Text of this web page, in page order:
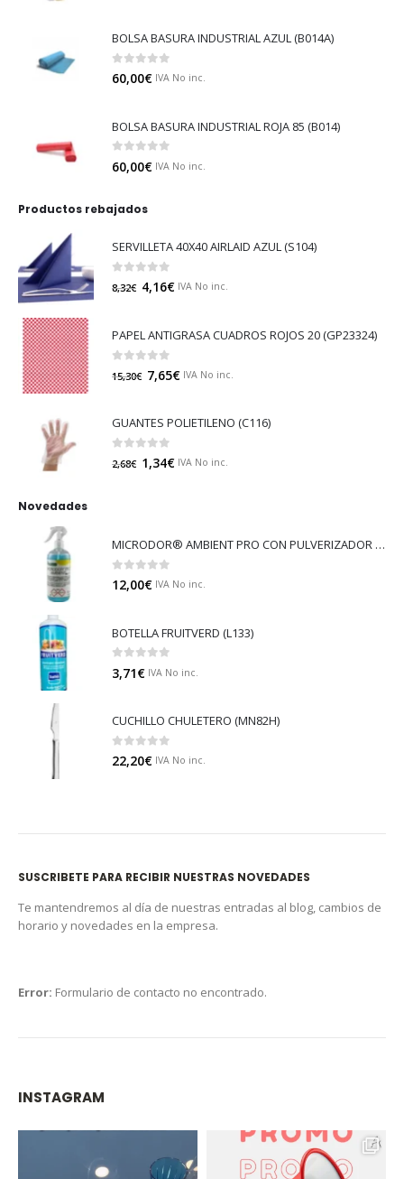
BOLSA BASURA INDUSTRIAL AZUL (B014A)
0 out of 5
60,00€ IVA No inc.
BOLSA BASURA INDUSTRIAL ROJA 85 (B014)
0 out of 5
60,00€ IVA No inc.
Productos rebajados
SERVILLETA 40X40 AIRLAID AZUL (S104)
out of 5
8,32€ 4,16€ IVA No inc.
PAPEL ANTIGRASA CUADROS ROJOS 20 (GP23324)
out of 5
15,30€ 7,65€ IVA No inc.
GUANTES POLIETILENO (C116)
out of 5
2,68€ 1,34€ IVA No inc.
Novedades
MICRODOR® AMBIENT PRO CON PULVERIZADOR (LB08)
0 out of 5
12,00€ IVA No inc.
BOTELLA FRUITVERD (L133)
0 out of 5
3,71€ IVA No inc.
CUCHILLO CHULETERO (MN82H)
0out of 5
22,20€ IVA No inc.
SUSCRIBETE PARA RECIBIR NUESTRAS NOVEDADES
Te mantendremos al día de nuestras entradas al blog, cambios de
horario y novedades en la empresa.
Error: Formulario de contacto no encontrado.
INSTAGRAM